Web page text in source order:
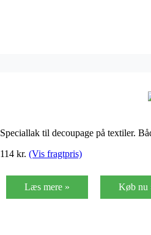
Speciallak til decoupage på textiler.
114 kr. (Vis fragtpris)
Læs mere » Køb nu